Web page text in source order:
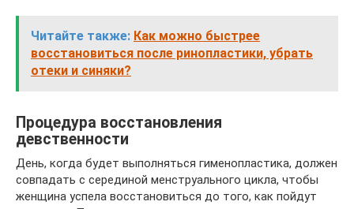
Читайте также: Как можно быстрее
восстановиться после ринопластики, убрать
отеки и синяки?
Процедура восстановления
девственности
День, когда будет выполняться гименопластика, должен
совпадать с серединой менструального цикла, чтобы
женщина успела восстановиться до того, как пойдут